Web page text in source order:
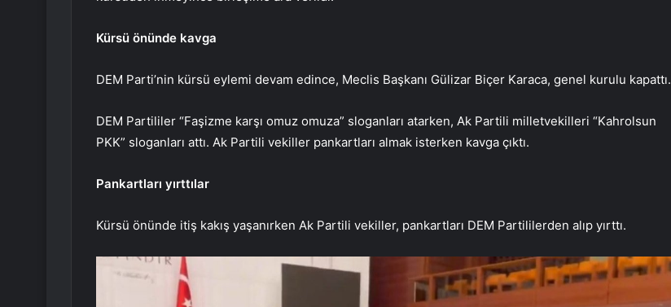
Kürsü önünde kavga
DEM Parti’nin kürsü eylemi devam edince, Meclis Başkanı Gülizar Biçer Karaca, genel kurulu kapattı.
DEM Partililer “Faşizme karşı omuz omuza” sloganları atarken, Ak Partili milletvekilleri “Kahrolsun
PKK” sloganları attı. Ak Partili vekiller pankartları almak isterken kavga çıktı.
Pankartları yırttılar
Kürsü önünde itiş kakış yaşanırken Ak Partili vekiller, pankartları DEM Partililerden alıp yırttı.